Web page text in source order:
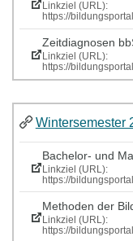
Linkziel (URL):
https://
Zeitdiagnosen
Linkziel (URL):
https://
Wintersemester
Bachelor- und
Linkziel (URL):
https://
Methoden der
Linkziel (URL):
https://